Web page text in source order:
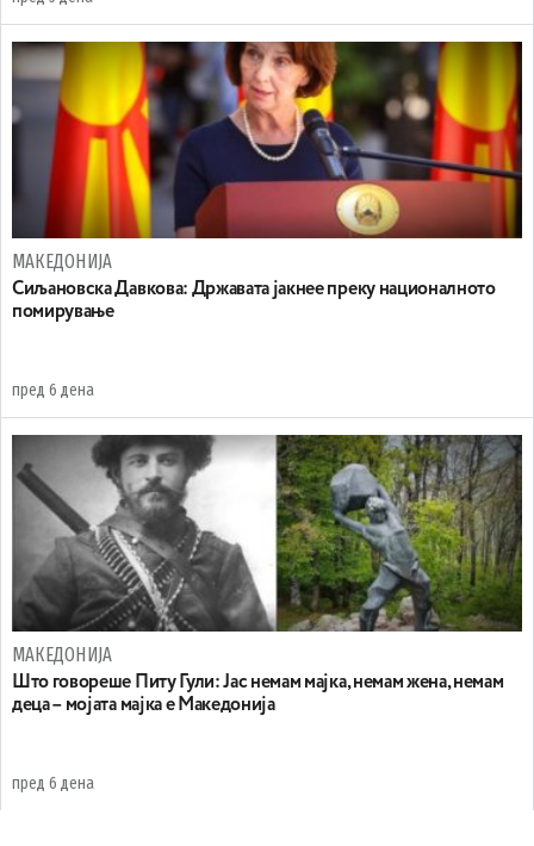
МАКЕДОНИЈА
Сиљановска Давкова: Државата јакнее преку националното
помирување
пред 6 дена
МАКЕДОНИЈА
Што говореше Питу Гули: Јас немам мајка, немам жена, немам
деца – мојата мајка е Македонија
пред 6 дена